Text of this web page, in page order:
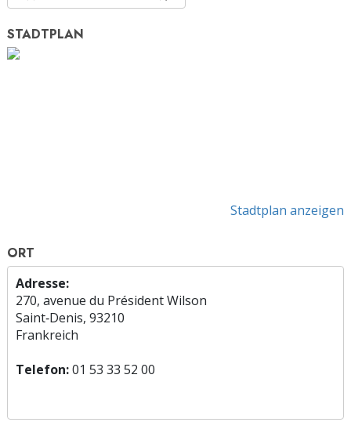
STADTPLAN
Stadtplan anzeigen
ORT
Adresse:
270, avenue du Président Wilson
Saint‑Denis, 93210
Frankreich
Telefon:01 53 33 52 00